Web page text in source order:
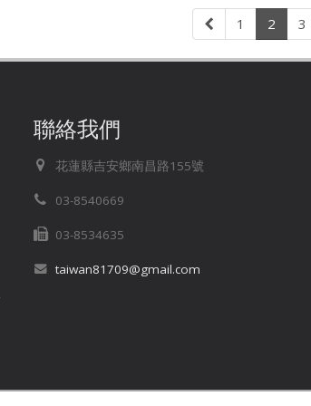
1 2 3
聯絡我們
花蓮縣吉安鄉南昌路155號
03-8540669
03-8534635
taiwan81709@gmail.com